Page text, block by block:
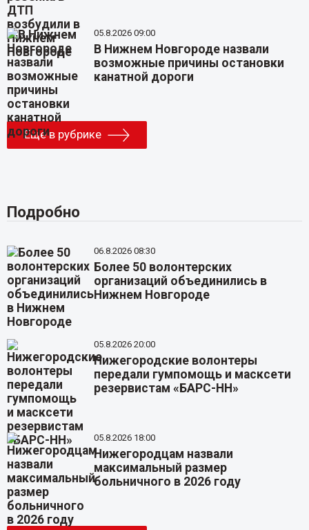
05.8.2026 09:00
В Нижнем Новгороде назвали
возможные причины остановки
канатной дороги
Еще в рубрике
Подробно
06.8.2026 08:30
Более 50 волонтерских
организаций объединились в
Нижнем Новгороде
05.8.2026 20:00
Нижегородские волонтеры
передали гумпомощь и масксети
резервистам «БАРС-НН»
05.8.2026 18:00
Нижегородцам назвали
максимальный размер
больничного в 2026 году